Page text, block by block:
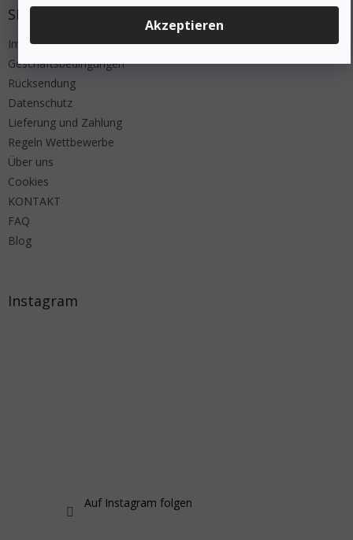
Akzeptieren
SERVICE
Impressum
Geschäftsbedingungen
Rücksendung
Datenschutz
Lieferung und Zahlung
Regeln Wettbewerbe
Über uns
Cookies
KONTAKT
FAQ
Blog
Instagram
Auf Instagram folgen